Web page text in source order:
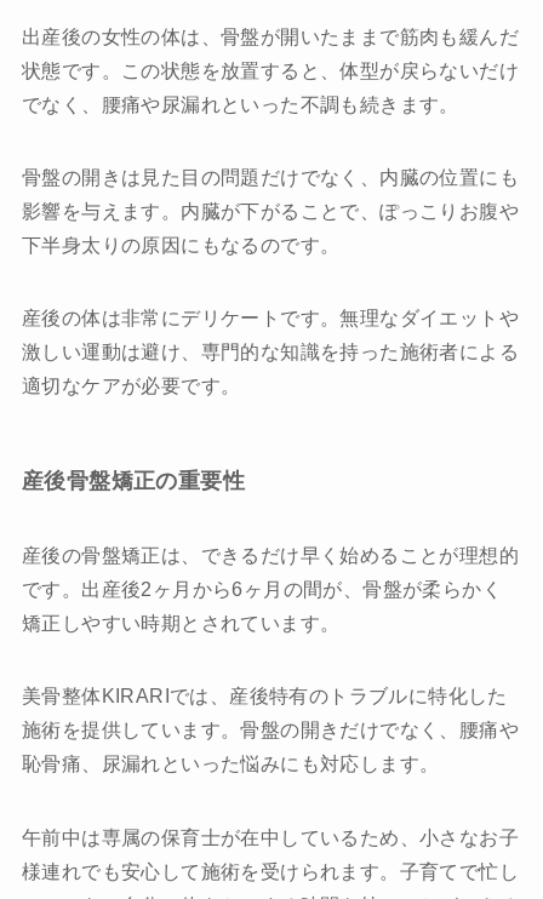
出産後の女性の体は、骨盤が開いたままで筋肉も緩んだ
状態です。この状態を放置すると、体型が戻らないだけ
でなく、腰痛や尿漏れといった不調も続きます。
骨盤の開きは見た目の問題だけでなく、内臓の位置にも
影響を与えます。内臓が下がることで、ぽっこりお腹や
下半身太りの原因にもなるのです。
産後の体は非常にデリケートです。無理なダイエットや
激しい運動は避け、専門的な知識を持った施術者による
適切なケアが必要です。
産後骨盤矯正の重要性
産後の骨盤矯正は、できるだけ早く始めることが理想的
です。出産後2ヶ月から6ヶ月の間が、骨盤が柔らかく
矯正しやすい時期とされています。
美骨整体KIRARIでは、産後特有のトラブルに特化した
施術を提供しています。骨盤の開きだけでなく、腰痛や
恥骨痛、尿漏れといった悩みにも対応します。
午前中は専属の保育士が在中しているため、小さなお子
様連れでも安心して施術を受けられます。子育てで忙し